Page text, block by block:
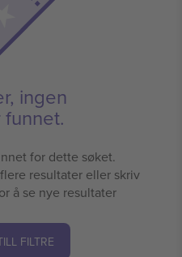
ingen
for dette søket.
resultater eller skriv
å se nye resultater
FILTRE